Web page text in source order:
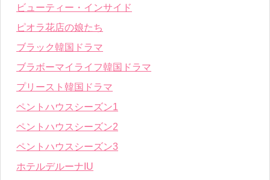
ビューティー・インサイド
ピオラ花店の娘たち
ブラック韓国ドラマ
ブラボーマイライフ韓国ドラマ
プリースト韓国ドラマ
ペントハウスシーズン1
ペントハウスシーズン2
ペントハウスシーズン3
ホテルデルーナIU